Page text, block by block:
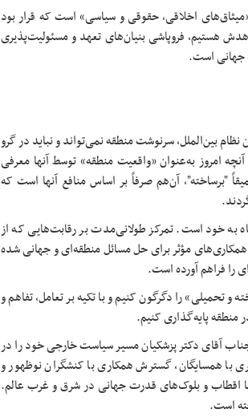
اخلاقی، حقوقی و سیاسی» است که قرار بود
هستیم، فروپاشی بنیان‌های تعهد و مسئولیت‌پذیری
جهانی است.
نظام بین‌الملل، سرنوشت منطقه نمی‌تواند و نباید در گرو
امروز به‌عنوان «واقعیت منطقه» توسط آنها معرفی
"برساخته"، آن‌هم صرفاً بر اساس منافع آنها است که
به خود است. تمرکز طولانی‌مدت بر رقابت‌هایی که از
مؤثر برای حل مسائل منطقه‌ای و جهانی شده
را فراهم آورده است.
و تحمیلی» را دگرگون کنیم و با تکیه بر تعامل، تفاهم و
پایه‌گذاری کنیم.
آقای دکتر پزشکیان مسیر سیاست خارجی خود را در
با همسایگان، گسترش همکاری با کنشگران نوظهور و
اقطاب و بلوک‌های قدرت جهانی در شرق و غرب عالم.
است.